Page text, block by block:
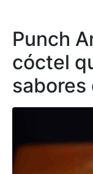
Punch
cóctel
sabores